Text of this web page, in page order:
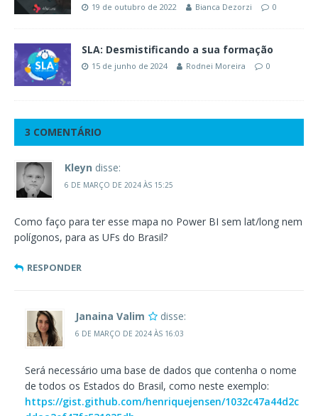
19 de outubro de 2022 Bianca Dezorzi 0
SLA: Desmistificando a sua formação
15 de junho de 2024 Rodnei Moreira 0
3 COMENTÁRIO
Kleyn disse:
6 DE MARÇO DE 2024 ÀS 15:25
Como faço para ter esse mapa no Power BI sem lat/long nem
polígonos, para as UFs do Brasil?
RESPONDER
Janaina Valim disse:
6 DE MARÇO DE 2024 ÀS 16:03
Será necessário uma base de dados que contenha o nome
de todos os Estados do Brasil, como neste exemplo:
https://gist.github.com/henriquejensen/1032c47a44d2c